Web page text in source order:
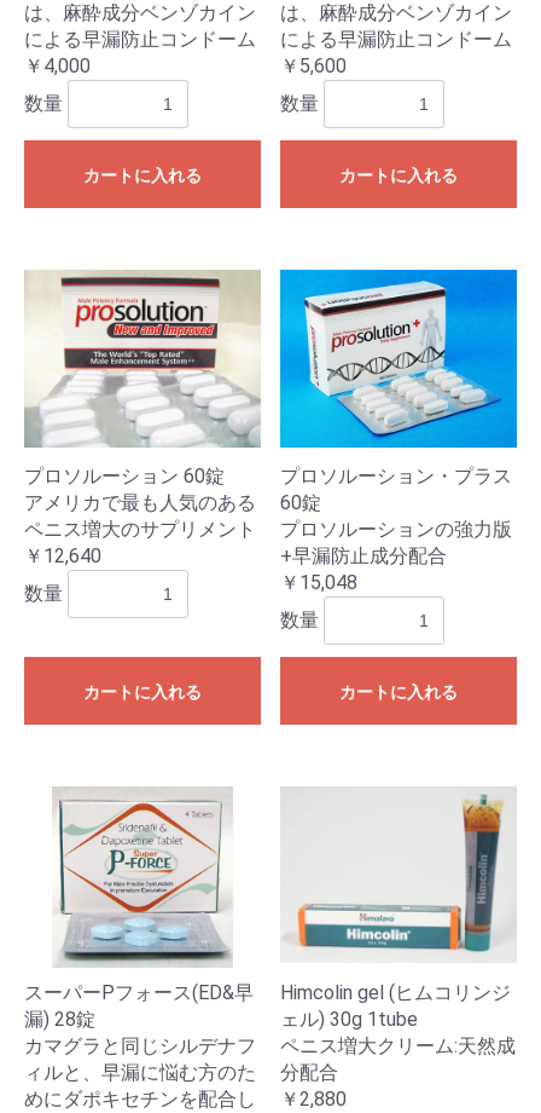
は、麻酔成分ベンゾカイン
による早漏防止コンドーム
￥4,000
数量
カートに入れる
は、麻酔成分ベンゾカイン
による早漏防止コンドーム
￥5,600
数量
カートに入れる
プロソルーション 60錠
アメリカで最も人気のある
ペニス増大のサプリメント
￥12,640
数量
カートに入れる
プロソルーション・プラス
60錠
プロソルーションの強力版
+早漏防止成分配合
￥15,048
数量
カートに入れる
スーパーPフォース(ED&早
漏) 28錠
カマグラと同じシルデナフ
ィルと、早漏に悩む方のた
めにダポキセチンを配合し
Himcolin gel (ヒムコリンジ
ェル) 30g 1tube
ペニス増大クリーム:天然成
分配合
￥2,880